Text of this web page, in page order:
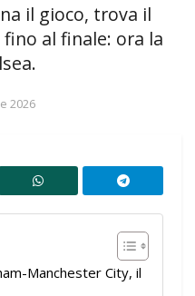
il gioco, trova il
al finale: ora la
2026
Manchester City, il